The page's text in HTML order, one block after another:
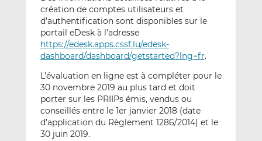
création de comptes utilisateurs et
d’authentification sont disponibles sur le
portail eDesk à l’adresse
https://edesk.apps.cssf.lu/edesk-
dashboard/dashboard/getstarted?lng=fr.
L’évaluation en ligne est à compléter pour le
30 novembre 2019 au plus tard et doit
porter sur les PRIIPs émis, vendus ou
conseillés entre le 1er janvier 2018 (date
d’application du Règlement 1286/2014) et le
30 juin 2019.